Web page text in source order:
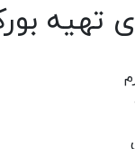
تهیه